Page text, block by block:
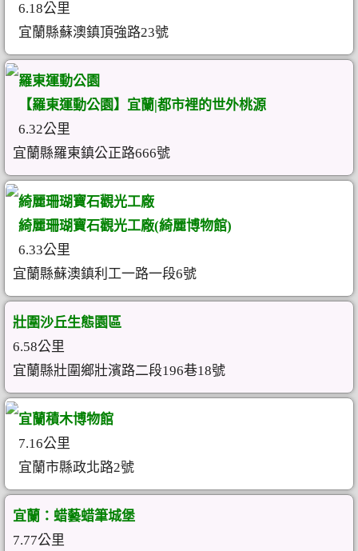
6.18公里
宜蘭縣蘇澳鎮頂強路23號
羅東運動公園
【羅東運動公園】宜蘭|都市裡的世外桃源
6.32公里
宜蘭縣羅東鎮公正路666號
綺麗珊瑚寶石觀光工廠
綺麗珊瑚寶石觀光工廠(綺麗博物館)
6.33公里
宜蘭縣蘇澳鎮利工一路一段6號
壯圍沙丘生態園區
6.58公里
宜蘭縣壯圍鄉壯濱路二段196巷18號
宜蘭積木博物館
7.16公里
宜蘭市縣政北路2號
宜蘭：蜡藝蜡筆城堡
7.77公里